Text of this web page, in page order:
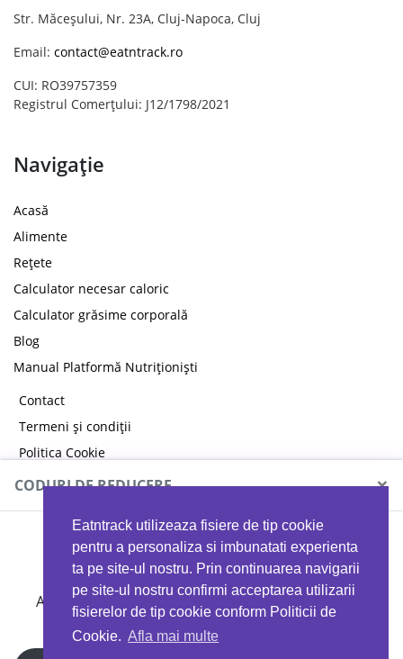
Eatntrack utilizeaza fisiere de tip cookie
pentru a personaliza si imbunatati experienta
ta pe site-ul nostru. Prin continuarea navigarii
pe site-ul nostru confirmi acceptarea utilizarii
fisierelor de tip cookie conform Politicii de
Cookie. Afla mai multe
Str. Măceșului, Nr. 23A, Cluj-Napoca, Cluj
Email: contact@eatntrack.ro
CUI: RO39757359
Registrul Comerțului: J12/1798/2021
Navigație
Acasă
Alimente
Rețete
Calculator necesar caloric
Calculator grăsime corporală
Blog
Manual Platformă Nutriționiști
Contact
Termeni și condiții
Politica Cookie
Politica de confidențialitate
CODURI DE REDUCERE ×
MYPROTEIN
Ai 40%reducere la orice comandă folosind codul
EATTRACK